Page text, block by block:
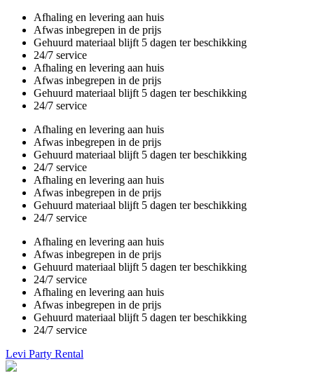
Overslaan
naar
inhoud
gaan
Afhaling en levering aan huis
Afwas inbegrepen in de prijs
Gehuurd materiaal blijft 5 dagen ter beschikking
24/7 service
Afhaling en levering aan huis
Afwas inbegrepen in de prijs
Gehuurd materiaal blijft 5 dagen ter beschikking
24/7 service
Afhaling en levering aan huis
Afwas inbegrepen in de prijs
Gehuurd materiaal blijft 5 dagen ter beschikking
24/7 service
Afhaling en levering aan huis
Afwas inbegrepen in de prijs
Gehuurd materiaal blijft 5 dagen ter beschikking
24/7 service
Afhaling en levering aan huis
Afwas inbegrepen in de prijs
Gehuurd materiaal blijft 5 dagen ter beschikking
24/7 service
Afhaling en levering aan huis
Afwas inbegrepen in de prijs
Gehuurd materiaal blijft 5 dagen ter beschikking
24/7 service
Levi Party Rental